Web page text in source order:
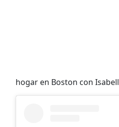
hogar en Boston con